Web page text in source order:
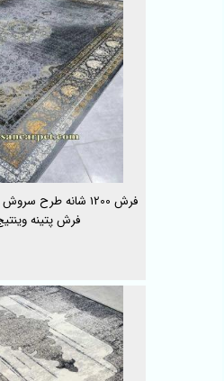
فرش 1200 شانه طرح
فرش پتینه